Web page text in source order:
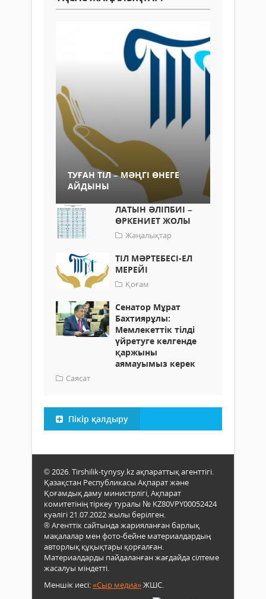
ТУҒАН ТІЛ – МӘҢГІ ӨНЕГЕ
АЙДЫНЫ
ЛАТЫН ӘЛІПБИІ –
ӨРКЕНИЕТ ЖОЛЫ
Жаңалықтар
ТІЛ МӘРТЕБЕСІ-ЕЛ
МЕРЕЙІ
Қоғам
Сенатор Мұрат
Бахтиярұлы:
Мемлекеттік тілді
үйретуге келгенде
қаржыны
аямауымыз керек
Саясат
Пікір қалдыру
© 2026. Tirshilik-tynysy.kz ақпараттық агенттігі.
Қазақстан Республикасы Ақпарат және
Қоғамдық даму министрлігі, Ақпарат
комитетінің тіркеу туралы № KZ80VPY00052424
куәлігі 21.07.2022 жылы берілген.
® Агенттік сайтында жарияланған барлық
мақалалар мен фото-бейне материалдардың
авторлық құқықтары қорғалған.
Материалдарды пайдаланған жағдайда сілтеме
жасалуы міндетті.
Меншік иесі:«Сыр медиа»ЖШС.